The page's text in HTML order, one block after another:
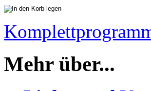
Mehr über...